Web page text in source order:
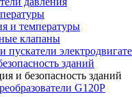
и температуры
клапаны
пускатели
зданий
и безопасность зданий
G120P